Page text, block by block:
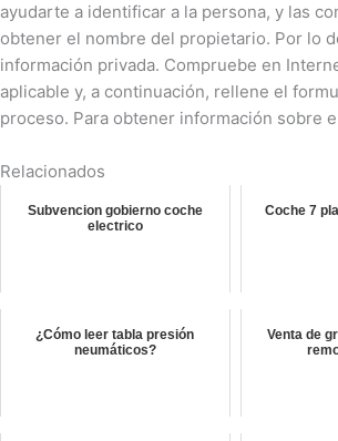
ayudarte a identificar a la persona, y las
obtener el nombre del propietario. Por lo
información privada. Compruebe en
aplicable y, a continuación, rellene el
proceso. Para obtener información sobre
Relacionados
Subvencion gobierno coche
electrico
Coche 7
¿Cómo leer tabla presión
neumáticos?
Venta de